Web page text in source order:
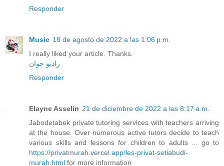
Responder
Music 18 de agosto de 2022 a las 1:06 p.m.
I really liked your article. Thanks.
رادیو جوان
Responder
Elayne Asselin 21 de diciembre de 2022 a las 8:17 a.m.
Jabodetabek private tutoring services with teachers arriving
at the house. Over numerous active tutors decide to teach
various skills and lessons for children to adults ... go to
https://privatmurah.vercel.app/les-privat-setiabudi-
murah.html for more information